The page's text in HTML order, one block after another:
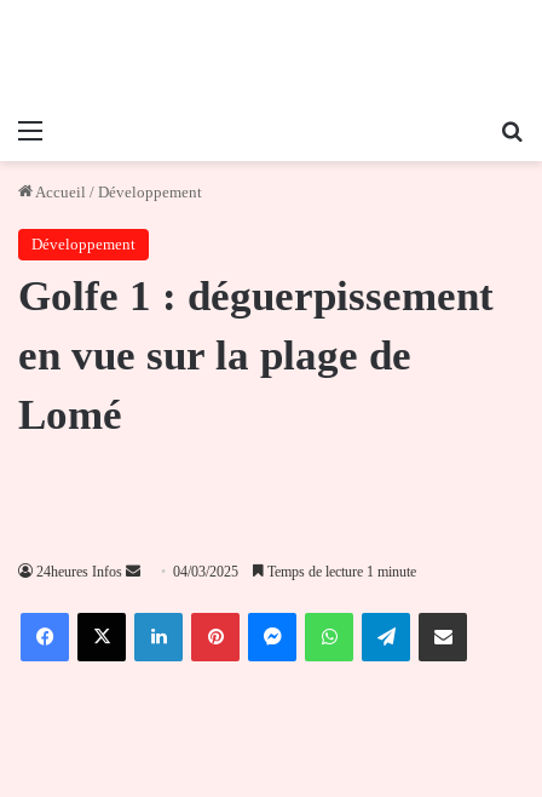
Menu
Accueil / Développement
Développement
Golfe 1 : déguerpissement
en vue sur la plage de
Lomé
24heures Infos
Envoyer
courriel
04/03/2025 Temps de lecture 1 minute
FacebookX LinkedinPinterestMessengerWhatsAppTelegramPartager par email